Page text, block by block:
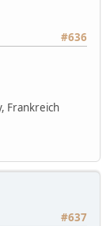
#636
Frankreich
#637